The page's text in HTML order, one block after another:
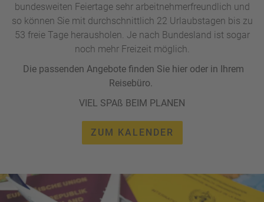
bundesweiten Feiertage sehr arbeitnehmerfreundlich und
so können Sie mit durchschnittlich 22 Urlaubstagen bis zu
53 freie Tage herausholen. Je nach Bundesland ist sogar
noch mehr Freizeit möglich.
Die passenden Angebote finden Sie hier oder in Ihrem
Reisebüro.
VIEL SPAß BEIM PLANEN
ZUM KALENDER